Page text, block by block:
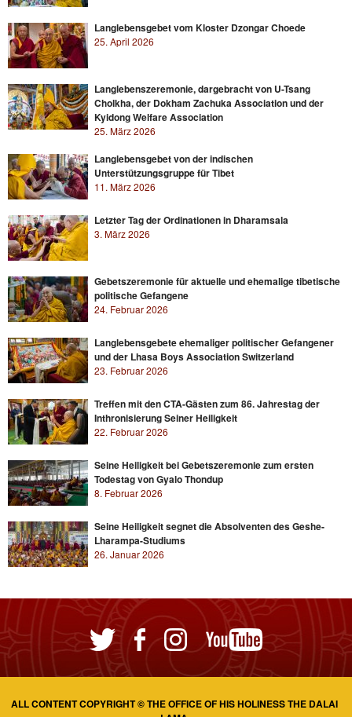
Langlebensgebet vom Kloster Dzongar Choede
25. April 2026
Langlebenszeremonie, dargebracht von U-Tsang
Cholkha, der Dokham Zachuka Association und der
Kyidong Welfare Association
25. März 2026
Langlebensgebet von der indischen
Unterstützungsgruppe für Tibet
11. März 2026
Letzter Tag der Ordinationen in Dharamsala
3. März 2026
Gebetszeremonie für aktuelle und ehemalige tibetische
politische Gefangene
24. Februar 2026
Langlebensgebete ehemaliger politischer Gefangener
und der Lhasa Boys Association Switzerland
23. Februar 2026
Treffen mit den CTA-Gästen zum 86. Jahrestag der
Inthronisierung Seiner Heiligkeit
22. Februar 2026
Seine Heiligkeit bei Gebetszeremonie zum ersten
Todestag von Gyalo Thondup
8. Februar 2026
Seine Heiligkeit segnet die Absolventen des Geshe-
Lharampa-Studiums
26. Januar 2026
ALL CONTENT COPYRIGHT © THE OFFICE OF HIS HOLINESS THE DALAI